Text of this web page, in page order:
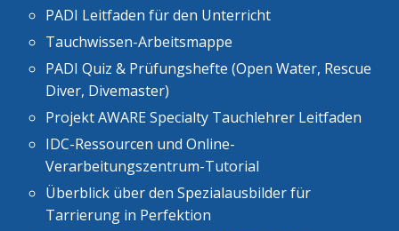
PADI Leitfaden für den Unterricht
Tauchwissen-Arbeitsmappe
PADI Quiz & Prüfungshefte (Open Water, Rescue
Diver, Divemaster)
Projekt AWARE Specialty Tauchlehrer Leitfaden
IDC-Ressourcen und Online-
Verarbeitungszentrum-Tutorial
Überblick über den Spezialausbilder für
Tarrierung in Perfektion